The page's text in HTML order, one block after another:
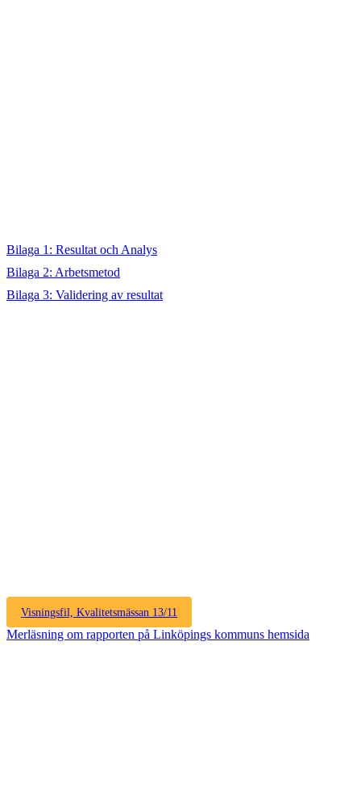
Bilaga 1: Resultat och Analys
Bilaga 2: Arbetsmetod
Bilaga 3: Validering av resultat
Visningsfil, Kvalitetsmässan 13/11
Merläsning om rapporten på Linköpings kommuns hemsida